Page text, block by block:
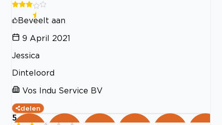
Beveelt aan
9 April 2021
Jessica
Dinteloord
Vos Indu Service BV
delen
5